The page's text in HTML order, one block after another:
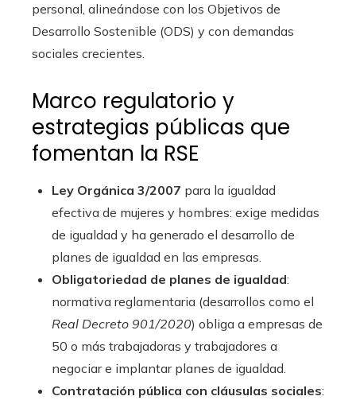
personal, alineándose con los Objetivos de
Desarrollo Sostenible (ODS) y con demandas
sociales crecientes.
Marco regulatorio y
estrategias públicas que
fomentan la RSE
Ley Orgánica 3/2007 para la igualdad
efectiva de mujeres y hombres: exige medidas
de igualdad y ha generado el desarrollo de
planes de igualdad en las empresas.
Obligatoriedad de planes de igualdad:
normativa reglamentaria (desarrollos como el
Real Decreto 901/2020) obliga a empresas de
50 o más trabajadoras y trabajadores a
negociar e implantar planes de igualdad.
Contratación pública con cláusulas sociales: